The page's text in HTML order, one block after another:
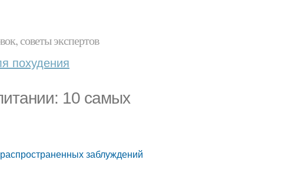
советы экспертов
похудения
10 самых
заблуждений